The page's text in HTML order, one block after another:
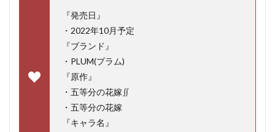
『発売日』
・2022年10月予定
『ブランド』
・PLUM(プラム)
『原作』
・五等分の花嫁∬
・五等分の花嫁
『キャラ名』